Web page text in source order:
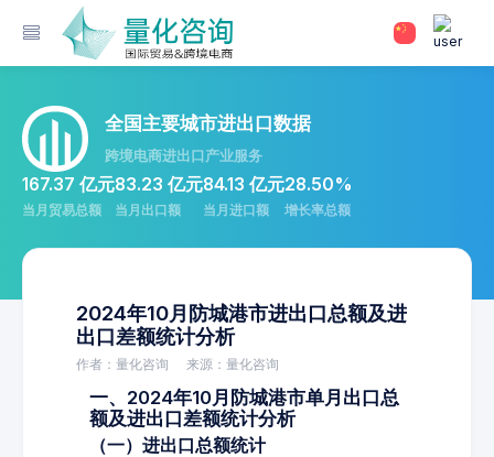
全国主要城市进出口数据
跨境电商进出口产业服务
167.37 亿元
当月贸易总额
83.23 亿元
当月出口额
84.13 亿元
当月进口额
28.50%
增长率总额
2024年10月防城港市进出口总额及进
出口差额统计分析
作者：量化咨询 来源：量化咨询
一、2024年10月防城港市单月出口总
额及进出口差额统计分析
（一）进出口总额统计